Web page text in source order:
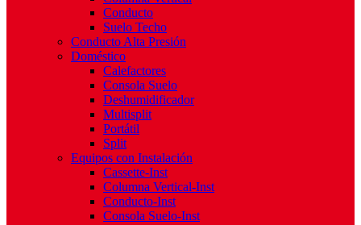
Conducto
Suelo Techo
Conducto Alta Presión
Doméstico
Calefactores
Consola Suelo
Deshumidificador
Multisplit
Portátil
Split
Equipos con Instalación
Cassette-Inst
Columna Vertical-Inst
Conducto-Inst
Consola Suelo-Inst